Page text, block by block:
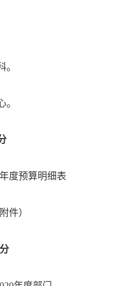
。
。
年度预算明细表
件）